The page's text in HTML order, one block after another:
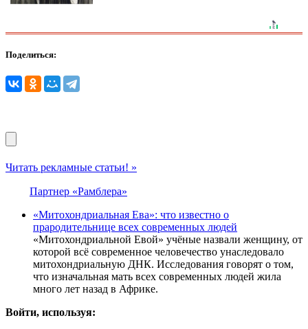
Поделиться:
Читать рекламные статьи! »
Партнер «Рамблера»
«Митохондриальная Ева»: что известно о
прародительнице всех современных людей
«Митохондриальной Евой» учёные назвали женщину, от
которой всё современное человечество унаследовало
митохондриальную ДНК. Исследования говорят о том,
что изначальная мать всех современных людей жила
много лет назад в Африке.
Войти, используя: